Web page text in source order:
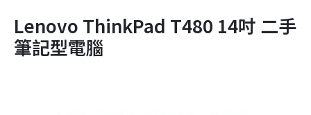
Lenovo ThinkPad T480 14吋 二手
筆記型電腦